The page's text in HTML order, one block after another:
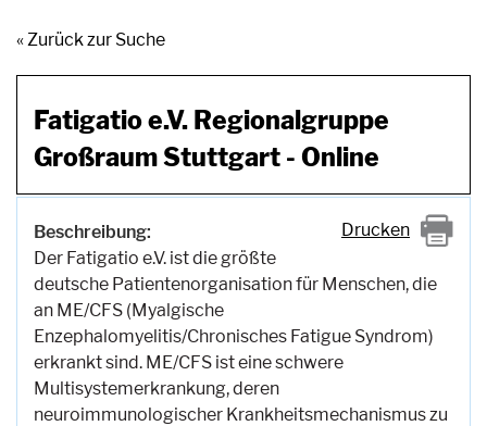
« Zurück zur Suche
Fatigatio e.V. Regionalgruppe
Großraum Stuttgart - Online
Drucken
Beschreibung:
Der Fatigatio e.V. ist die größte
deutsche Patientenorganisation für Menschen, die
an ME/CFS (Myalgische
Enzephalomyelitis/Chronisches Fatigue Syndrom)
erkrankt sind. ME/CFS ist eine schwere
Multisystemerkrankung, deren
neuroimmunologischer Krankheitsmechanismus zu